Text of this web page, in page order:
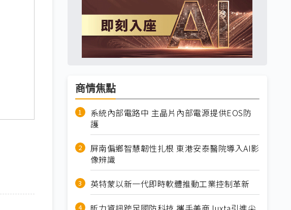
商情焦點
系統內部電路中 主晶片內部電源提供EOS防
護
屏南偏鄉智慧韌性扎根 東港安泰醫院導入AI影
像辨識
英特蒙以新一代即時軟體推動工業控制革新